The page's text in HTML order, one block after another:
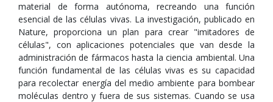
material de forma autónoma, recreando una función
esencial de las células vivas. La investigación, publicado en
Nature, proporciona un plan para crear "imitadores de
células", con aplicaciones potenciales que van desde la
administración de fármacos hasta la ciencia ambiental. Una
función fundamental de las células vivas es su capacidad
para recolectar energía del medio ambiente para bombear
moléculas dentro y fuera de sus sistemas. Cuando se usa